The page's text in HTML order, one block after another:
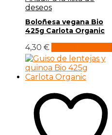
deseos
Boloñesa vegana Bio
425g Carlota Organic
4,30 €